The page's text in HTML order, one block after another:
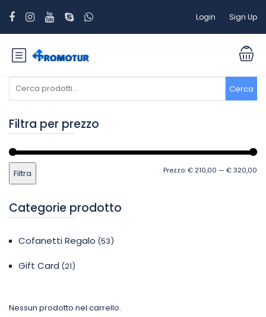
Login Sign Up
Cerca
Filtra per prezzo
Filtra Prezzo:€ 210,00 —€ 320,00
Categorie prodotto
Cofanetti Regalo (53)
Gift Card (21)
Nessun prodotto nel carrello.